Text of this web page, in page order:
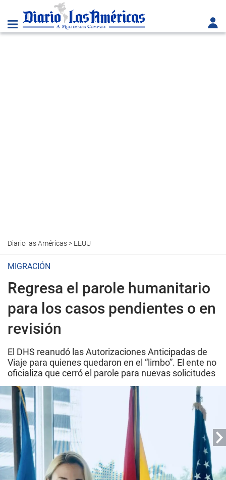
Diario las Américas> EEUU
MIGRACIÓN
Regresa el parole humanitario
para los casos pendientes o en
revisión
El DHS reanudó las Autorizaciones Anticipadas de
Viaje para quienes quedaron en el “limbo”. El ente no
oficializa que cerró el parole para nuevas solicitudes